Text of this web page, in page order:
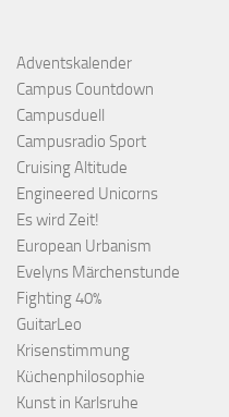
Adventskalender
Campus Countdown
Campusduell
Campusradio Sport
Cruising Altitude
Engineered Unicorns
Es wird Zeit!
European Urbanism
Evelyns Märchenstunde
Fighting 40%
GuitarLeo
Krisenstimmung
Küchenphilosophie
Kunst in Karlsruhe